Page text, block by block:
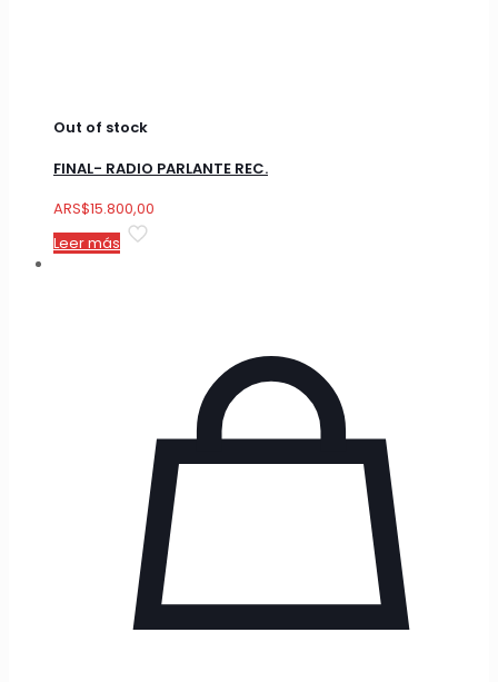
Out of stock
FINAL- RADIO PARLANTE REC.
ARS$15.800,00
Leer más